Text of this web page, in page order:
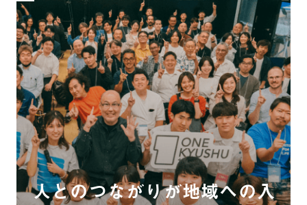
人とのつながりが地域への入